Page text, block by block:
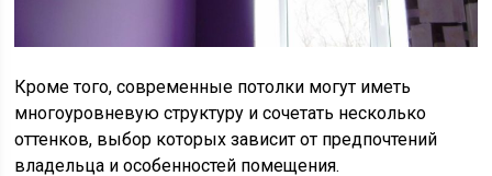
Кроме того, современные потолки могут иметь
многоуровневую структуру и сочетать несколько
оттенков, выбор которых зависит от предпочтений
владельца и особенностей помещения.